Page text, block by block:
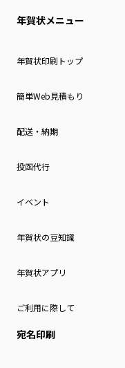
年賀状メニュー
年賀状印刷トップ
簡単Web見積もり
配送・納期
投函代行
イベント
年賀状の豆知識
年賀状アプリ
ご利用に際して
宛名印刷